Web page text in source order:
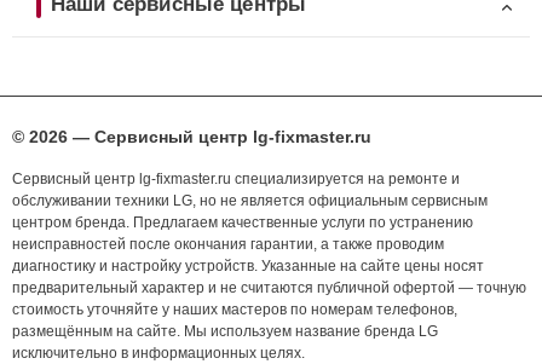
© 2026 — Сервисный центр lg-fixmaster.ru
Сервисный центр lg-fixmaster.ru специализируется на ремонте и
обслуживании техники LG, но не является официальным сервисным
центром бренда. Предлагаем качественные услуги по устранению
неисправностей после окончания гарантии, а также проводим
диагностику и настройку устройств. Указанные на сайте цены носят
предварительный характер и не считаются публичной офертой — точную
стоимость уточняйте у наших мастеров по номерам телефонов,
размещённым на сайте. Мы используем название бренда LG
исключительно в информационных целях.